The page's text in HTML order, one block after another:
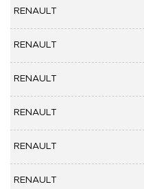
RENAULT
RENAULT
RENAULT
RENAULT
RENAULT
RENAULT